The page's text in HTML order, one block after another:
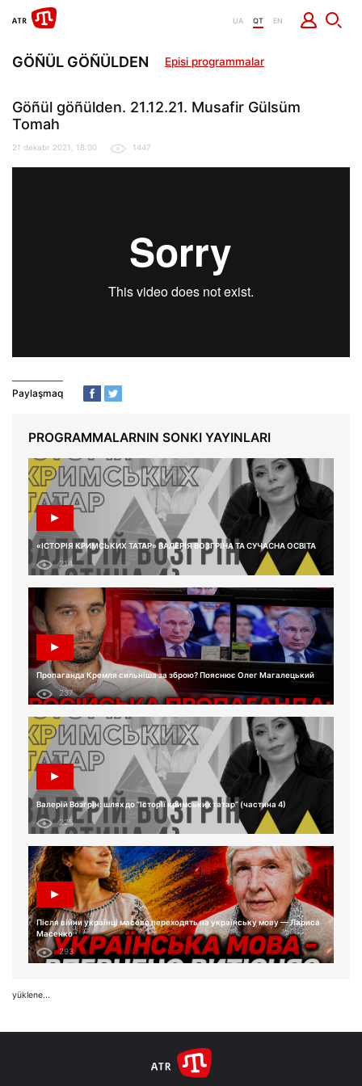
UA QT EN
GÖÑÜL GÖÑÜLDEN Episi programmalar
Göñül göñülden. 21.12.21. Musafir Gülsüm
Tomah
21 dekabr 2021, 18:00 1447
Paylaşmaq
PROGRAMMALARNIN SONKI YAYINLARI
«ІСТОРІЯ КРИМСЬКИХ ТАТАР» ВАЛЕРІЯ ВОЗГРІНА ТА СУЧАСНА ОСВІТА
214
Пропаганда Кремля сильніша за зброю? Пояснює Олег Магалецький
237
Валерій Возгрін: шлях до “Історії кримських татар” (частина 4)
225
Після війни українці масово переходять на українську мову — Лариса
Масенко
293
yüklene...